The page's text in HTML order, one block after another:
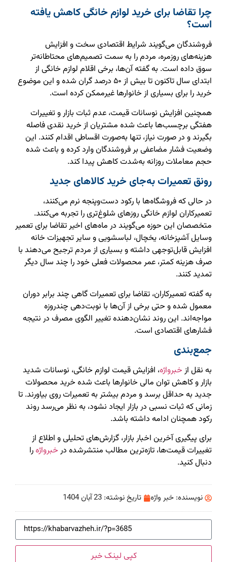
چرا تقاضا برای خرید لوازم خانگی کاهش یافته
است؟
فروشندگان می‌گویند شرایط اقتصادی سخت و افزایش
هزینه‌های روزمره، مردم را به سمت تصمیم‌های محتاطانه‌تر
سوق داده است. به گفته آن‌ها، برخی اقلام لوازم خانگی از
ابتدای سال تاکنون تا بیش از ۵۰ درصد گران شده و این موضوع
خرید را برای بسیاری از خانوارها غیرممکن کرده است.
همچنین افزایش نوسانات قیمت، عدم ثبات بازار و تغییرات
هفتگی برچسب‌ها باعث شده مشتریان از خرید نقدی فاصله
بگیرند و در صورت نیاز، تنها به‌صورت اقساطی اقدام کنند. این
وضعیت فشار مضاعفی بر فروشندگان وارد کرده و باعث شده
حجم معاملات روزانه به‌شدت کاهش پیدا کند.
رونق تعمیرات به‌جای خرید کالاهای جدید
در حالی که فروشگاه‌ها با رکود دست‌وپنجه نرم می‌کنند،
تعمیرکاران لوازم خانگی روزهای شلوغ‌تری را تجربه می‌کنند.
متخصصان این حوزه می‌گویند در ماه‌های اخیر تقاضا برای تعمیر
وسایل آشپزخانه، یخچال، لباسشویی و سایر تجهیزات خانه
افزایش قابل‌توجهی داشته و بسیاری از مردم ترجیح می‌دهند با
صرف هزینه کمتر، عمر محصولات فعلی خود را چند سال دیگر
تمدید کنند.
به گفته تعمیرکاران، تقاضا برای تعمیرات گاهی چند برابر دوران
معمول شده و حتی برخی از آن‌ها با نوبت‌دهی چندروزه
مواجه‌اند. این روند نشان‌دهنده تغییر الگوی مصرف در نتیجه
فشارهای اقتصادی است.
جمع‌بندی
به نقل از خبرواژه، افزایش قیمت لوازم خانگی، نوسانات شدید
بازار و کاهش توان مالی خانوارها باعث شده خرید محصولات
جدید به حداقل برسد و مردم بیشتر به تعمیرات روی بیاورند. تا
زمانی که ثبات نسبی در بازار ایجاد نشود، به نظر می‌رسد روند
رکود همچنان ادامه داشته باشد.
برای پیگیری آخرین اخبار بازار، گزارش‌های تحلیلی و اطلاع از
تغییرات قیمت‌ها، تازه‌ترین مطالب منتشرشده در خبرواژهرا
دنبال کنید.
نویسنده: خبر واژه تاریخ نوشته: 23 آبان 1404
کپی لینک خبر